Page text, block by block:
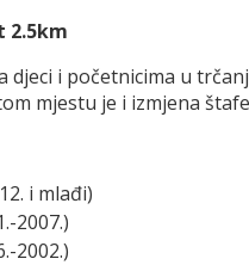
2.5km
djeci i početnicima u
mjestu je i izmjena
i mlađi)
2007.)
2002.)